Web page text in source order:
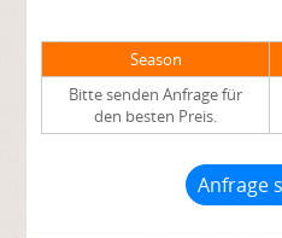
Season
Bitte senden Anfrage für
den besten Preis.
Anfrage